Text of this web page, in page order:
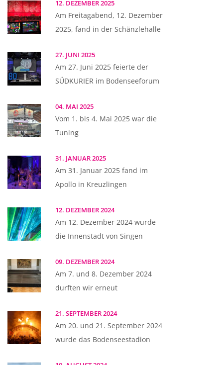
12. DEZEMBER 2025
Am Freitagabend, 12. Dezember
2025, fand in der Schänzlehalle
27. JUNI 2025
Am 27. Juni 2025 feierte der
SÜDKURIER im Bodenseeforum
04. MAI 2025
Vom 1. bis 4. Mai 2025 war die
Tuning
31. JANUAR 2025
Am 31. Januar 2025 fand im
Apollo in Kreuzlingen
12. DEZEMBER 2024
Am 12. Dezember 2024 wurde
die Innenstadt von Singen
09. DEZEMBER 2024
Am 7. und 8. Dezember 2024
durften wir erneut
21. SEPTEMBER 2024
Am 20. und 21. September 2024
wurde das Bodenseestadion